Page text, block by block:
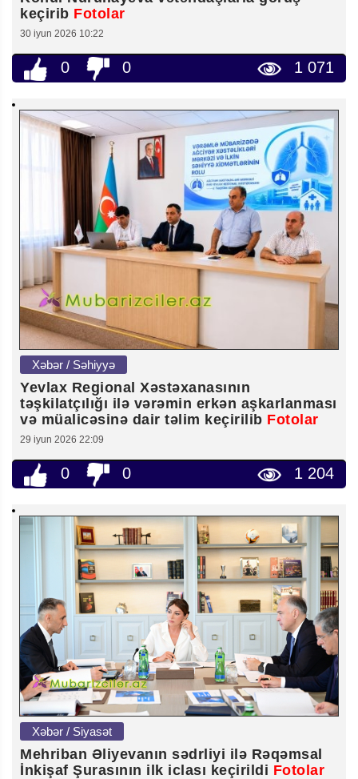
keçirib Fotolar
30 iyun 2026 10:22
0 0 1 071
Xəbər / Səhiyyə
Yevlax Regional Xəstəxanasının
təşkilatçılığı ilə vərəmin erkən aşkarlanması
və müalicəsinə dair təlim keçirilib Fotolar
29 iyun 2026 22:09
0 0 1 204
Xəbər / Siyasət
Mehriban Əliyevanın sədrliyi ilə Rəqəmsal
İnkişaf Şurasının ilk iclası keçirildi Fotolar